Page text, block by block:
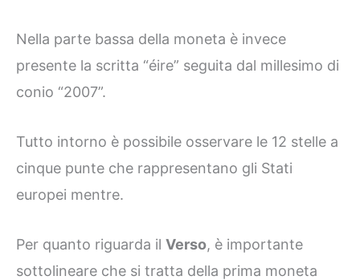
Nella parte bassa della moneta è invece
presente la scritta “éire” seguita dal millesimo di
conio “2007”.
Tutto intorno è possibile osservare le 12 stelle a
cinque punte che rappresentano gli Stati
europei mentre.
Per quanto riguarda il Verso, è importante
sottolineare che si tratta della prima moneta